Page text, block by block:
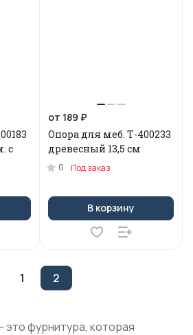
с
от 189 ₽
Опора для меб. Т-400233
древесный 13,5 см
0 Под заказ
В корзину
1 2
фурнитура, которая